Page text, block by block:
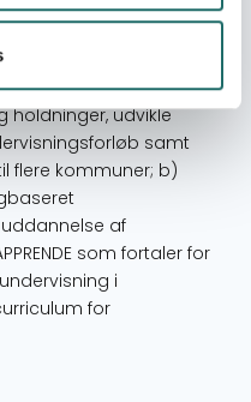
faglige og
udfordringen
fra Pro Joven 1
den eksisterende viden
udvikle
samt
flere kommuner; b)
af
som fortaler for
i
for